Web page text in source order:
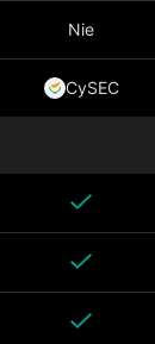
Nie
CySEC